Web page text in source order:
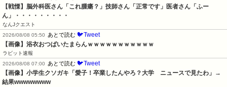
【戦慄】脳外科医さん「これ腫瘍？」技師さん「正常です」医者さん「ふー
ん」・・・・・・・・・
なんJクエスト
2026/08/08 05:50
あとで読む 🐦Tweet
【画像】浴衣おつぱいたまらんｗｗｗｗｗｗｗｗｗｗｗ
ラビット速報
2026/08/08 07:00
あとで読む 🐦Tweet
【画像】小学生クソガキ「愛子！卒業したんやろ？大学　ニュースで見たわ」→
結果wwwwwwww